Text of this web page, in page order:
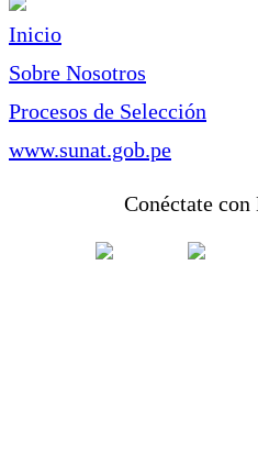
Inicio
Sobre Nosotros
Procesos de Selección
www.sunat.gob.pe
Conéctate con